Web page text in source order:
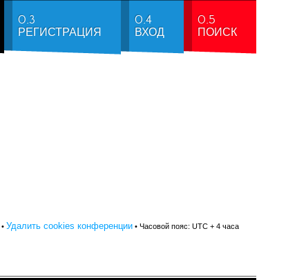
0.3
РЕГИСТРАЦИЯ
0.4
ВХОД
0.5
ПОИСК
• Удалить cookies конференции • Часовой пояс: UTC + 4 часа